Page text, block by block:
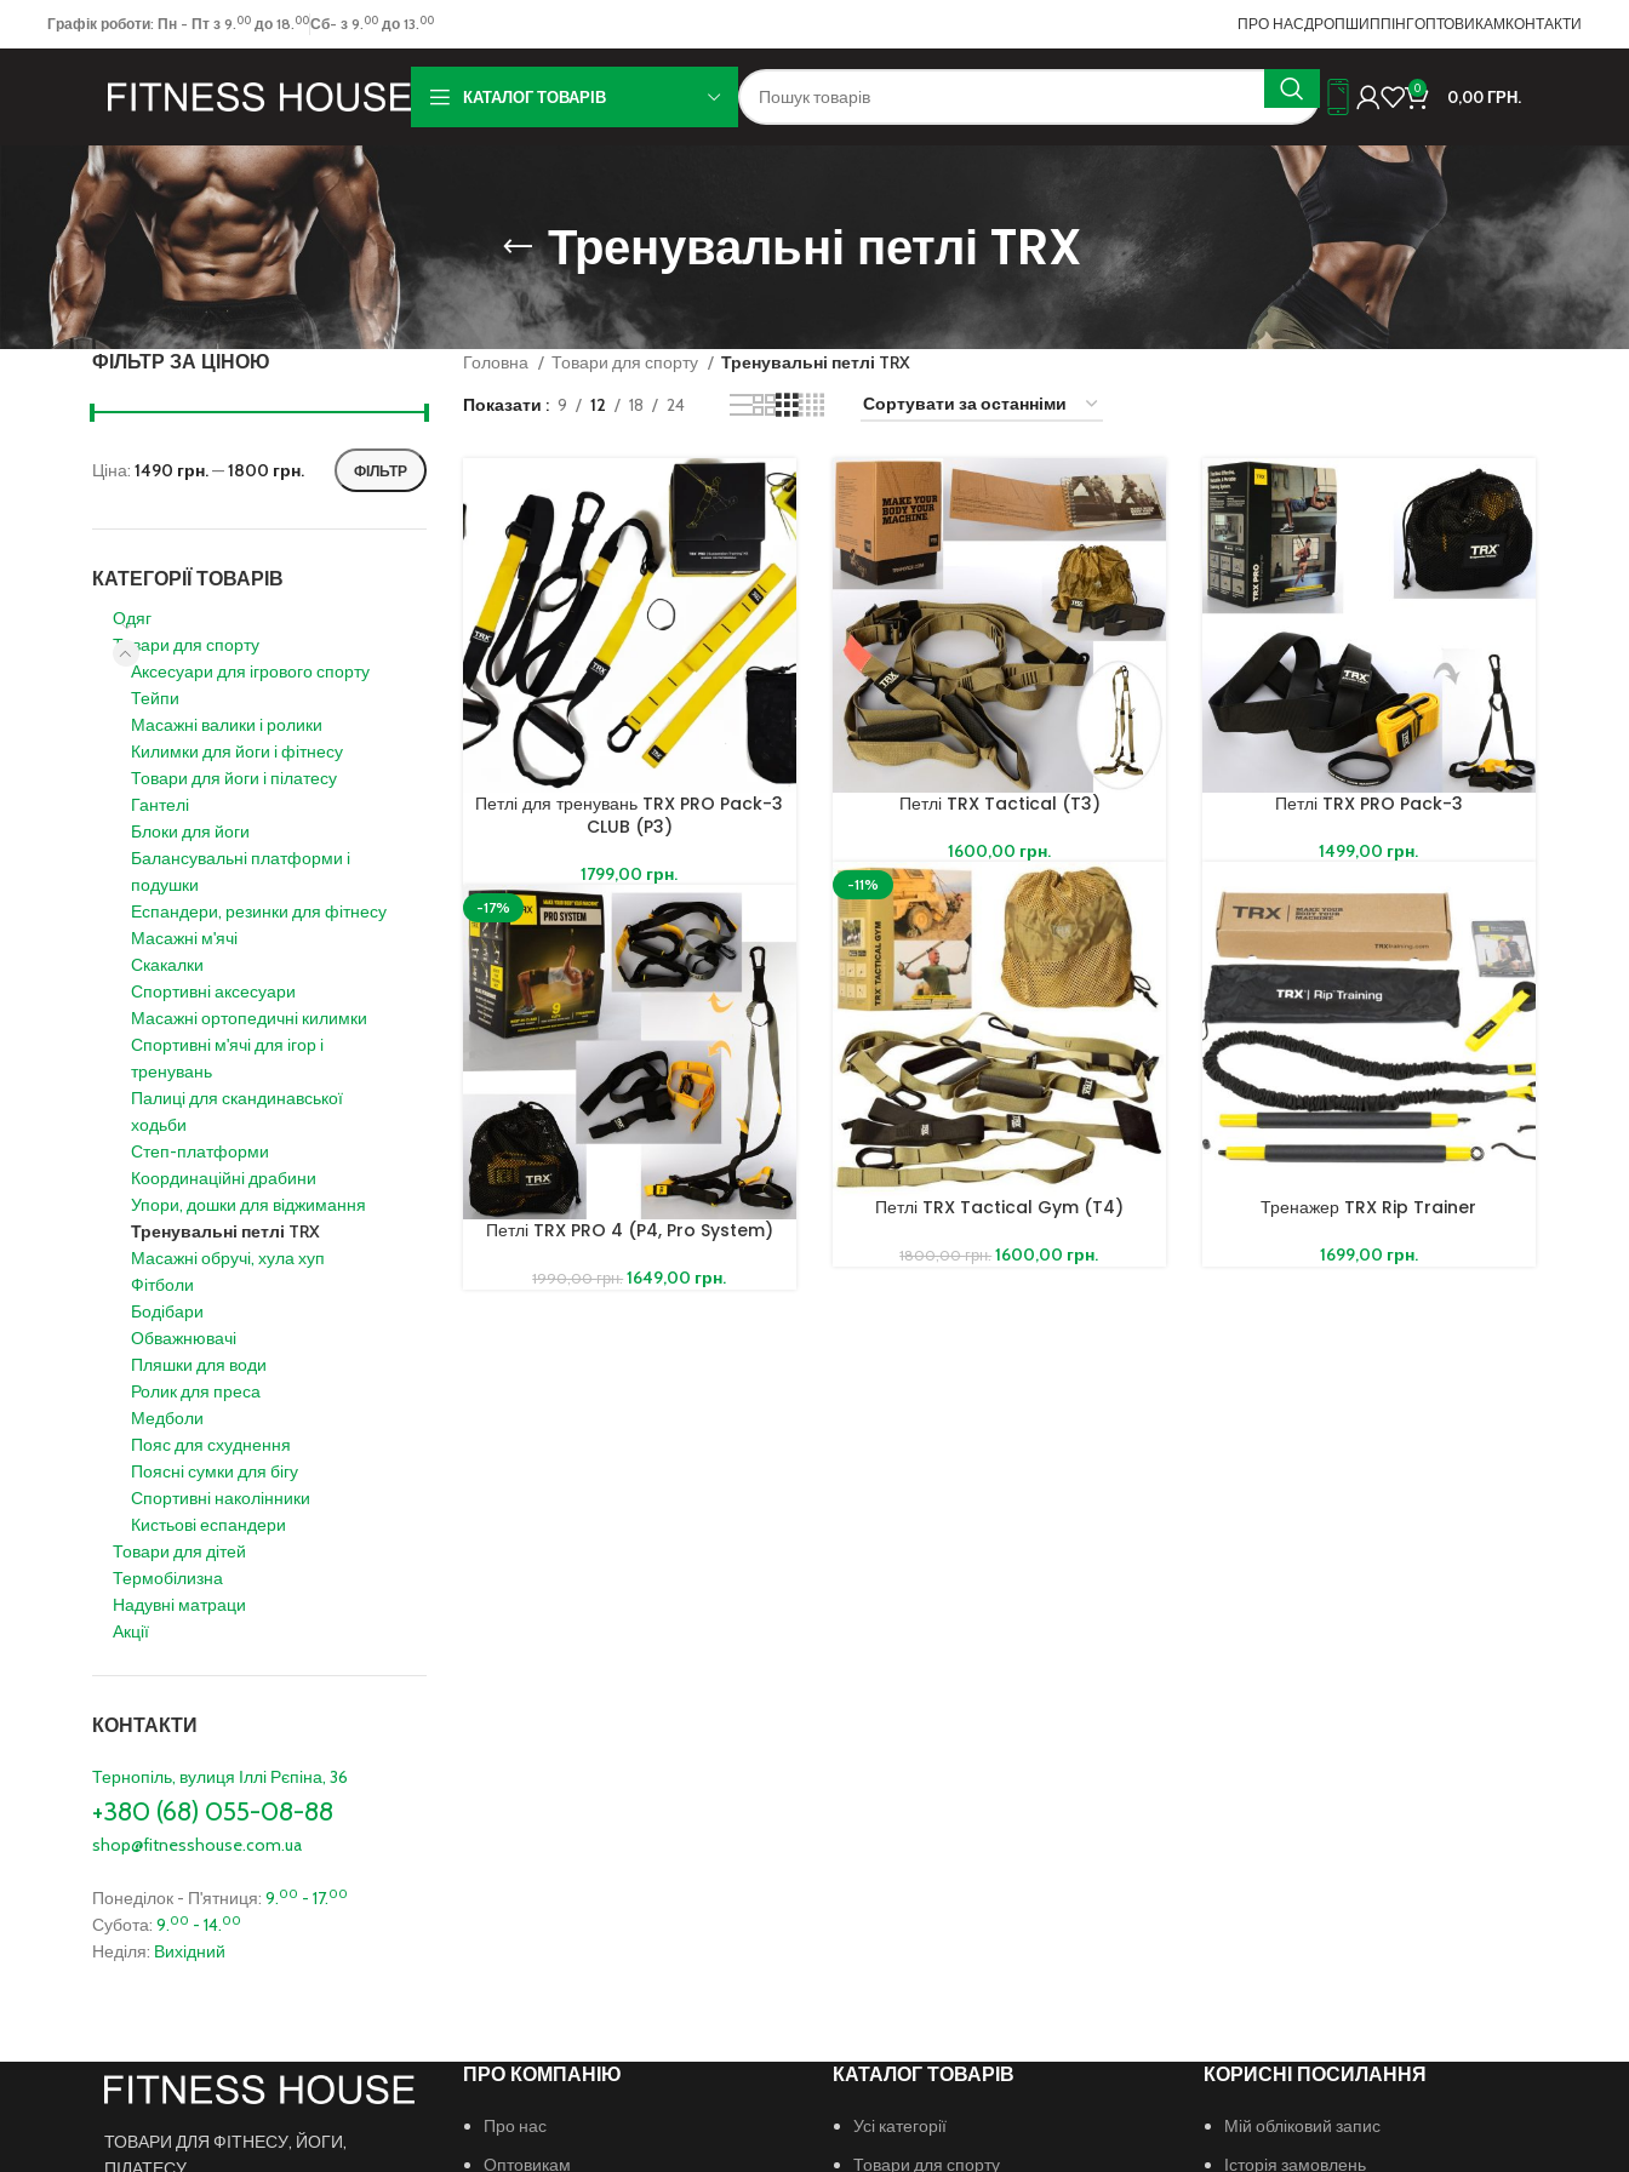
Графік роботи: Пн - Пт з 9.00до 18.00Сб- з 9.00до 13.00 ПРО НАСДРОПШИППІНГОПТОВИКАМКОНТАКТИ
КАТАЛОГ ТОВАРІВ 0 0,00ГРН.
Тренувальні петлі TRX
ФІЛЬТР ЗА ЦІНОЮ
ФІЛЬТР
Ціна: 1490 грн.—1800 грн.
КАТЕГОРІЇ ТОВАРІВ
Одяг
Товари для спорту
Аксесуари для ігрового спорту
Тейпи
Масажні валики і ролики
Килимки для йоги і фітнесу
Товари для йоги і пілатесу
Гантелі
Блоки для йоги
Балансувальні платформи і
подушки
Еспандери, резинки для фітнесу
Масажні м'ячі
Скакалки
Спортивні аксесуари
Масажні ортопедичні килимки
Спортивні м'ячі для ігор і
тренувань
Палиці для скандинавської
ходьби
Степ-платформи
Координаційні драбини
Упори, дошки для віджимання
Тренувальні петлі TRX
Масажні обручі, хула хуп
Фітболи
Бодібари
Обважнювачі
Пляшки для води
Ролик для преса
Медболи
Пояс для схуднення
Поясні сумки для бігу
Спортивні наколінники
Кистьові еспандери
Товари для дітей
Термобілизна
Надувні матраци
Акції
КОНТАКТИ
Тернопіль, вулиця Іллі Рєпіна, 36
+380 (68) 055-08-88
shop@fitnesshouse.com.ua
Понеділок - П'ятниця: 9.00 - 17.00
Субота: 9.00 - 14.00
Неділя: Вихідний
Головна Товари для спорту
Тренувальні петлі TRX
Показати
9 12 18 24
Петлі для тренувань TRX PRO Pack-3
CLUB (P3)
1799,00 грн.
Петлі TRX Tactical (T3)
1600,00 грн.
Петлі TRX PRO Pack-3
1499,00 грн.
-11%
Петлі TRX Tactical Gym (T4)
1800,00грн. 1600,00 грн.
Тренажер TRX Rip Trainer
1699,00 грн.
-17%
Петлі TRX PRO 4 (P4, Pro System)
1990,00грн. 1649,00 грн.
ТОВАРИ ДЛЯ ФІТНЕСУ, ЙОГИ,
ПРО КОМПАНІЮ
Про нас
Оптовикам
КАТАЛОГ ТОВАРІВ
Усі категорії
Товари для спорту
КОРИСНІ ПОСИЛАННЯ
Мій обліковий запис
Історія замовлень